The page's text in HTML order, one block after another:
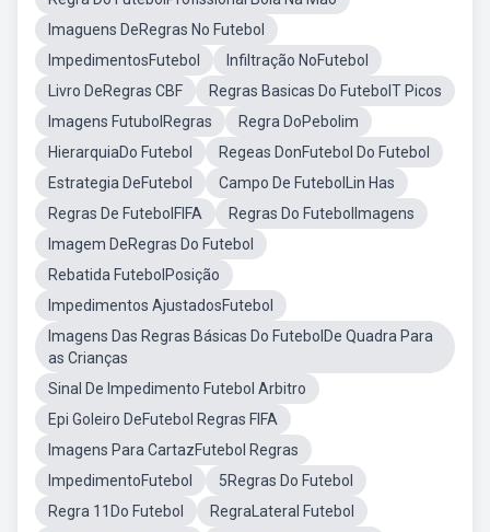
Imaguens DeRegras No Futebol
ImpedimentosFutebol
Infiltração NoFutebol
Livro DeRegras CBF
Regras Basicas Do FutebolT Picos
Imagens FutubolRegras
Regra DoPebolim
HierarquiaDo Futebol
Regeas DonFutebol Do Futebol
Estrategia DeFutebol
Campo De FutebolLin Has
Regras De FutebolFIFA
Regras Do FutebolImagens
Imagem DeRegras Do Futebol
Rebatida FutebolPosição
Impedimentos AjustadosFutebol
Imagens Das Regras Básicas Do FutebolDe Quadra Para
as Crianças
Sinal De Impedimento Futebol Arbitro
Epi Goleiro DeFutebol Regras FIFA
Imagens Para CartazFutebol Regras
ImpedimentoFutebol
5Regras Do Futebol
Regra 11Do Futebol
RegraLateral Futebol